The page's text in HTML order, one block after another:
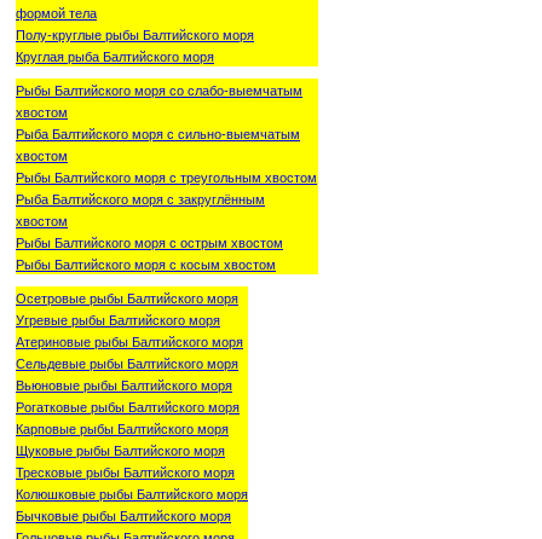
формой тела
Полу-круглые рыбы Балтийского моря
Круглая рыба Балтийского моря
Рыбы Балтийского моря со слабо-выемчатым
хвостом
Рыба Балтийского моря с сильно-выемчатым
хвостом
Рыбы Балтийского моря с треугольным хвостом
Рыба Балтийского моря с закруглённым
хвостом
Рыбы Балтийского моря с острым хвостом
Рыбы Балтийского моря с косым хвостом
Осетровые рыбы Балтийского моря
Угревые рыбы Балтийского моря
Атериновые рыбы Балтийского моря
Сельдевые рыбы Балтийского моря
Вьюновые рыбы Балтийского моря
Рогатковые рыбы Балтийского моря
Карповые рыбы Балтийского моря
Щуковые рыбы Балтийского моря
Тресковые рыбы Балтийского моря
Колюшковые рыбы Балтийского моря
Бычковые рыбы Балтийского моря